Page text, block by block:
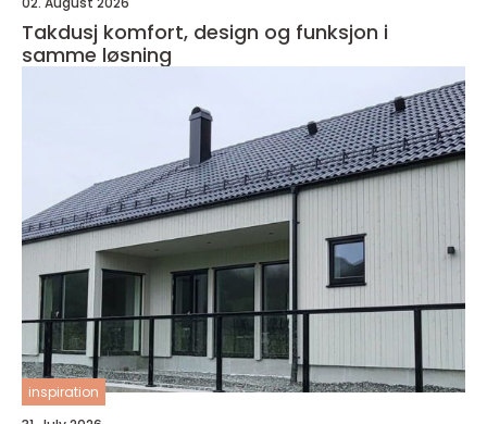
Takdusj komfort, design og funksjon i
samme løsning
inspiration